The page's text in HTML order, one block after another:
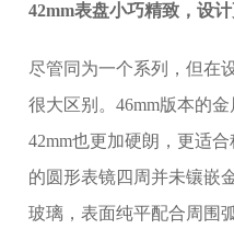
42mm表盘小巧精致，设
尽管同为一个系列，但在
很大区别。46mm版本的
42mm也更加硬朗，更适
的圆形表镜四周并未镶嵌
玻璃，表面纯平配合周围